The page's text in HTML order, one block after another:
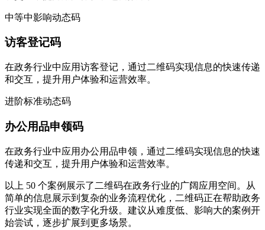
中等中影响动态码
访客登记码
在政务行业中应用访客登记，通过二维码实现信息的快速传递
和交互，提升用户体验和运营效率。
进阶标准动态码
办公用品申领码
在政务行业中应用办公用品申领，通过二维码实现信息的快速
传递和交互，提升用户体验和运营效率。
以上 50 个案例展示了二维码在政务行业的广阔应用空间。从
简单的信息展示到复杂的业务流程优化，二维码正在帮助政务
行业实现全面的数字化升级。建议从难度低、影响大的案例开
始尝试，逐步扩展到更多场景。